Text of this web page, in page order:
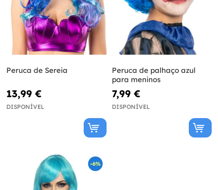
Peruca de Sereia
13,99 €
DISPONÍVEL
Peruca de palhaço azul
para meninos
7,99 €
DISPONÍVEL
-6%